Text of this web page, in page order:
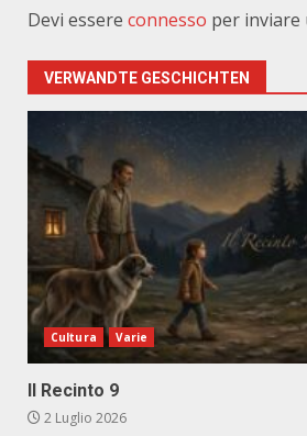
Devi essere connesso per inviare
VERWANDTE GESCHICHTEN
Cultura Varie
Il Recinto 9
2 Luglio 2026